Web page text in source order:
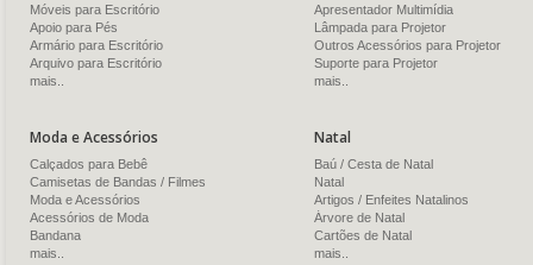
Móveis para Escritório
Apoio para Pés
Armário para Escritório
Arquivo para Escritório
mais..
Apresentador Multimídia
Lâmpada para Projetor
Outros Acessórios para Projetor
Suporte para Projetor
mais..
Moda e Acessórios
Calçados para Bebê
Camisetas de Bandas / Filmes
Moda e Acessórios
Acessórios de Moda
Bandana
mais..
Natal
Baú / Cesta de Natal
Natal
Artigos / Enfeites Natalinos
Árvore de Natal
Cartões de Natal
mais..